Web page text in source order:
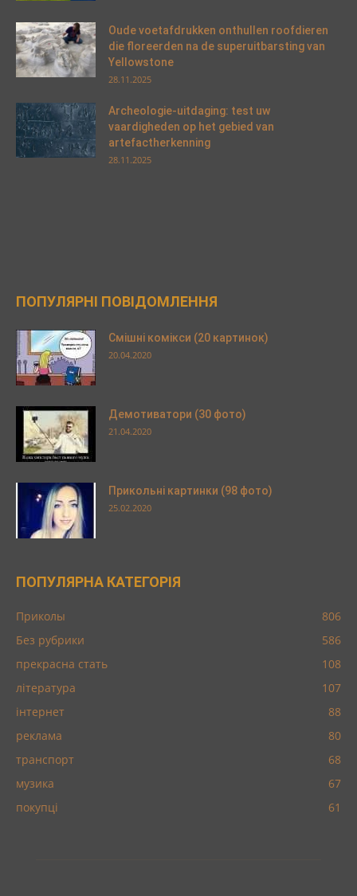
Oude voetafdrukken onthullen roofdieren
die floreerden na de superuitbarsting van
Yellowstone
28.11.2025
Archeologie-uitdaging: test uw
vaardigheden op het gebied van
artefactherkenning
28.11.2025
ПОПУЛЯРНІ ПОВІДОМЛЕННЯ
Смішні комікси (20 картинок)
20.04.2020
Демотиватори (30 фото)
21.04.2020
Прикольні картинки (98 фото)
25.02.2020
ПОПУЛЯРНА КАТЕГОРІЯ
Приколы
806
Без рубрики
586
прекрасна стать
108
література
107
інтернет
88
реклама
80
транспорт
68
музика
67
покупці
61